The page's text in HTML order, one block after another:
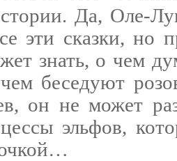
Да, Оле-
эти сказки, но
знать, о чем
беседуют
он не может
эльфов,